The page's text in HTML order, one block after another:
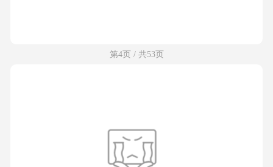
第4页 / 共53页